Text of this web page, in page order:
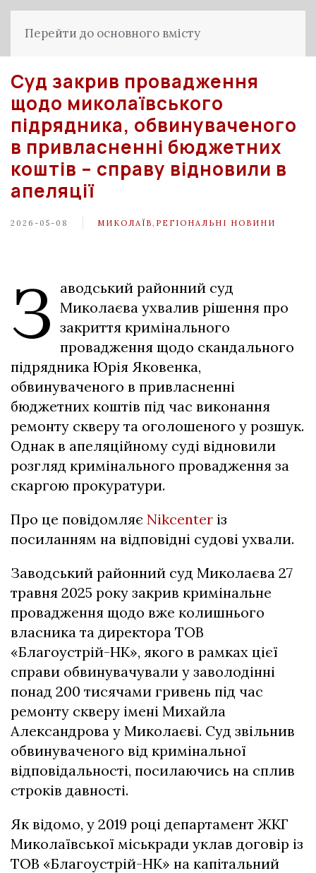
Перейти до основного вмісту
Суд закрив провадження
щодо миколаївського
підрядника, обвинуваченого
в привласненні бюджетних
коштів – справу відновили в
апеляції
2026-05-08 МИКОЛАЇВ РЕГІОНАЛЬНІ НОВИНИ
З аводський районний суд
Миколаєва ухвалив рішення про
закриття кримінального
провадження щодо скандального
підрядника Юрія Яковенка,
обвинуваченого в привласненні
бюджетних коштів під час виконання
ремонту скверу та оголошеного у розшук.
Однак в апеляційному суді відновили
розгляд кримінального провадження за
скаргою прокуратури.
Про це повідомляє Nikcenter із
посиланням на відповідні судові ухвали.
Заводський районний суд Миколаєва 27
травня 2025 року закрив кримінальне
провадження щодо вже колишнього
власника та директора ТОВ
«Благоустрій-НК», якого в рамках цієї
справи обвинувачували у заволодінні
понад 200 тисячами гривень під час
ремонту скверу імені Михайла
Александрова у Миколаєві. Суд звільнив
обвинуваченого від кримінальної
відповідальності, посилаючись на сплив
строків давності.
Як відомо, у 2019 році департамент ЖКГ
Миколаївської міськради уклав договір із
ТОВ «Благоустрій-НК» на капітальний